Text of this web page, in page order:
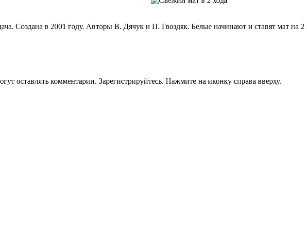
Создана в 2001 году. Авторы В. Дячук и П. Гвоздяк. Белые начинают и ставят мат на 2
оставлять комментарии. Зарегистрируйтесь. Нажмите на иконку справа вверху.